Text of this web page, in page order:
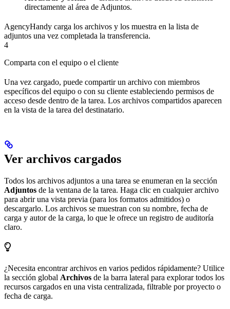
directamente al área de Adjuntos.
AgencyHandy carga los archivos y los muestra en la lista de
adjuntos una vez completada la transferencia.
4
Comparta con el equipo o el cliente
Una vez cargado, puede compartir un archivo con miembros
específicos del equipo o con su cliente estableciendo permisos de
acceso desde dentro de la tarea. Los archivos compartidos aparecen
en la vista de la tarea del destinatario.
Ver archivos cargados
Todos los archivos adjuntos a una tarea se enumeran en la sección
Adjuntos de la ventana de la tarea. Haga clic en cualquier archivo
para abrir una vista previa (para los formatos admitidos) o
descargarlo. Los archivos se muestran con su nombre, fecha de
carga y autor de la carga, lo que le ofrece un registro de auditoría
claro.
¿Necesita encontrar archivos en varios pedidos rápidamente? Utilice
la sección global Archivos de la barra lateral para explorar todos los
recursos cargados en una vista centralizada, filtrable por proyecto o
fecha de carga.